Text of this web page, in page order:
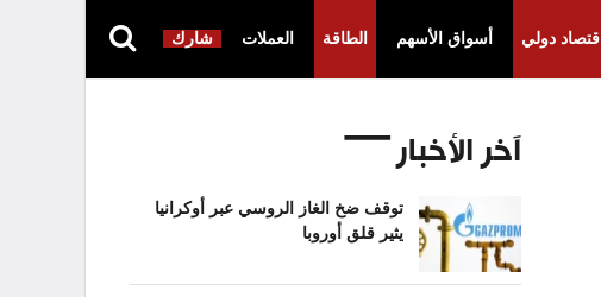
اقتصاد دولي أسواق الأسهم الطاقة العملات شارك
آخر الأخبار
توقف ضخ الغاز الروسي عبر أوكرانيا
يثير قلق أوروبا